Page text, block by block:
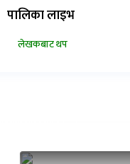
पालिका लाइभ
लेखकबाट थप